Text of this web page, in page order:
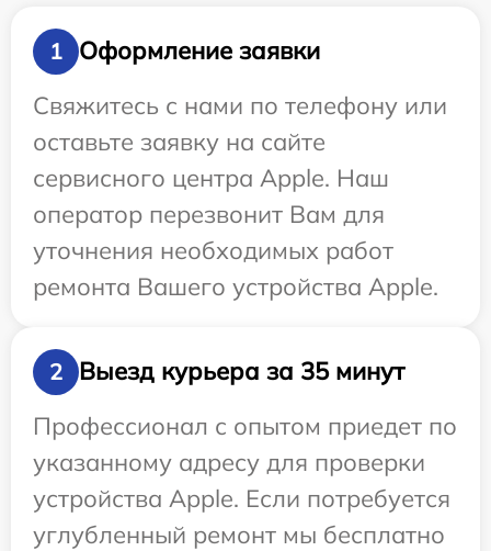
1
Оформление заявки
Свяжитесь с нами по телефону или
оставьте заявку на сайте
сервисного центра Apple. Наш
оператор перезвонит Вам для
уточнения необходимых работ
ремонта Вашего устройства Apple.
2
Выезд курьера за 35 минут
Профессионал с опытом приедет по
указанному адресу для проверки
устройства Apple. Если потребуется
углубленный ремонт мы бесплатно